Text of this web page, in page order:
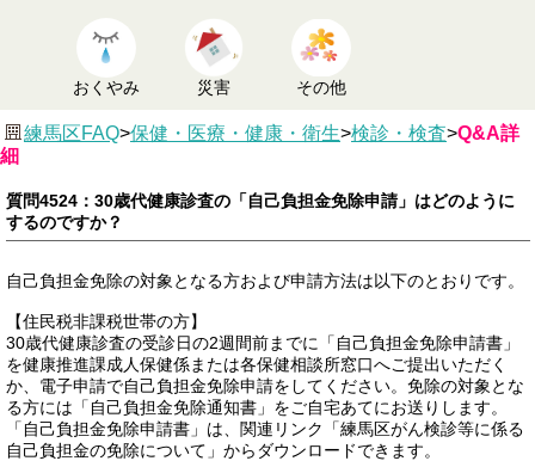
おくやみ 災害 その他
練馬区FAQ>保健・医療・健康・衛生>検診・検査>Q&A詳
細
質問4524：30歳代健康診査の「自己負担金免除申請」はどのように
するのですか？
自己負担金免除の対象となる方および申請方法は以下のとおりです。
【住民税非課税世帯の方】
30歳代健康診査の受診日の2週間前までに「自己負担金免除申請書」
を健康推進課成人保健係または各保健相談所窓口へご提出いただく
か、電子申請で自己負担金免除申請をしてください。免除の対象とな
る方には「自己負担金免除通知書」をご自宅あてにお送りします。
「自己負担金免除申請書」は、関連リンク「練馬区がん検診等に係る
自己負担金の免除について」からダウンロードできます。